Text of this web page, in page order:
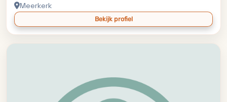
Meerkerk
Bekijk profiel